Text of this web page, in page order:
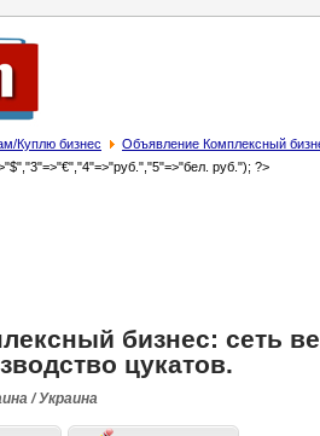
Куплю бизнес Объявление Комплексный
руб."); ?>
бизнес: сеть
цукатов.
/ Украина